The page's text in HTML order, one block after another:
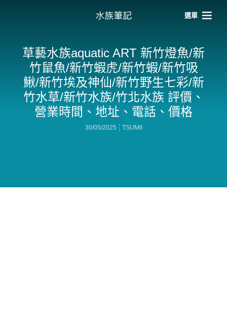
選單
草藝水族aquatic ART 新竹燈魚/新
竹鼠魚/新竹蝦虎/新竹蝦/新竹吸
鰍/新竹埃及神仙/新竹野生七彩/新
竹水草/新竹水族/竹北水族 評價、
營業時間、地址、電話、價格
30/05/2025 TSUMII